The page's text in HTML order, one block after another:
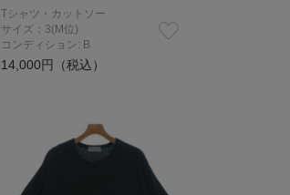
Tシャツ・カットソー
サイズ：3(M位)
コンディション: B
14,000円（税込）